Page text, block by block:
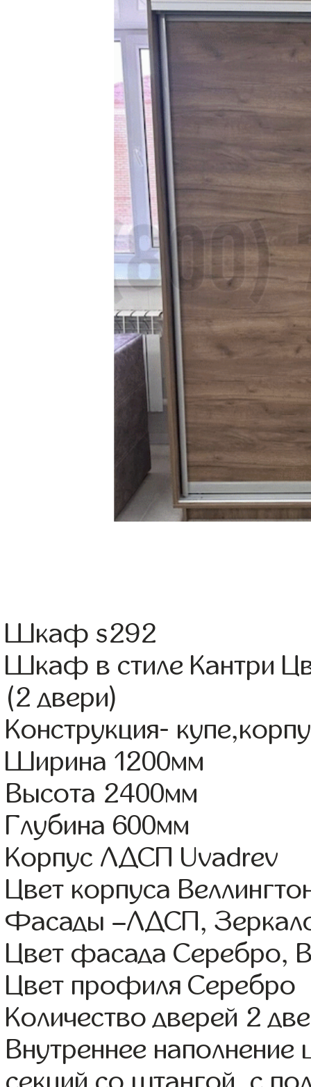
Шкаф s292
Шкаф в стиле Кантри
(2 двери)
Конструкция-
Ширина 1200мм
Высота 2400мм
Глубина 600мм
Корпус ЛДСП Uvadrev
Цвет корпуса
Фасады –ЛДСП,
Цвет фасада Серебро,
Цвет профиля Серебро
Количество дверей 2
Внутреннее